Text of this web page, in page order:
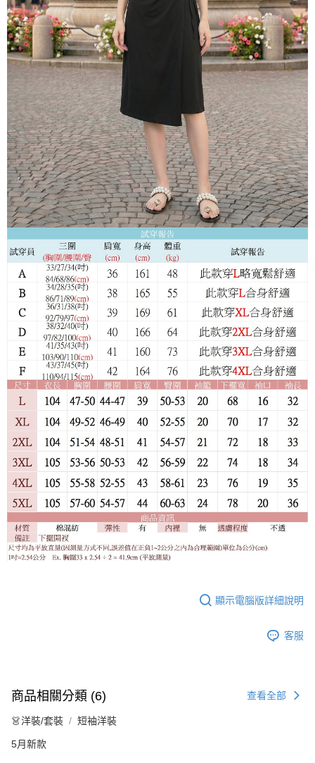
顯示電腦版詳細說明
客服
商品相關分類 (6) 查看全部
👗洋裝/套裝 短袖洋裝
5月新款